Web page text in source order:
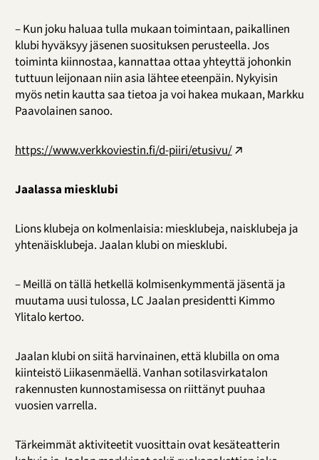
– Kun joku haluaa tulla mukaan toimintaan, paikallinen
klubi hyväksyy jäsenen suosituksen perusteella. Jos
toiminta kiinnostaa, kannattaa ottaa yhteyttä johonkin
tuttuun leijonaan niin asia lähtee eteenpäin. Nykyisin
myös netin kautta saa tietoa ja voi hakea mukaan, Markku
Paavolainen sanoo.
https://www.verkkoviestin.fi/d-piiri/etusivu/
Jaalassa miesklubi
Lions klubeja on kolmenlaisia: miesklubeja, naisklubeja ja
yhtenäisklubeja. Jaalan klubi on miesklubi.
– Meillä on tällä hetkellä kolmisenkymmentä jäsentä ja
muutama uusi tulossa, LC Jaalan presidentti Kimmo
Ylitalo kertoo.
Jaalan klubi on siitä harvinainen, että klubilla on oma
kiinteistö Liikasenmäellä. Vanhan sotilasvirkatalon
rakennusten kunnostamisessa on riittänyt puuhaa
vuosien varrella.
Tärkeimmät aktiviteetit vuosittain ovat kesäteatterin